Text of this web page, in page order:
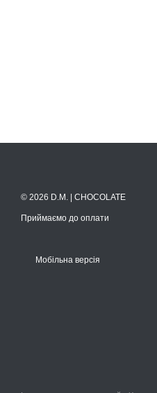
© 2026 D.M. | CHOCOLATE
Приймаємо до оплати
Мобільна версія